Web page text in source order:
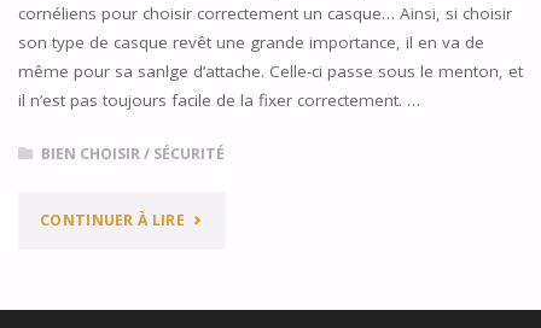
cornéliens pour choisir correctement un casque… Ainsi, si choisir
son type de casque revêt une grande importance, il en va de
même pour sa sanlge d’attache. Celle-ci passe sous le menton, et
il n’est pas toujours facile de la fixer correctement. …
BIEN CHOISIR/ SÉCURITÉ
CONTINUER À LIRE"CHOISIR
BONNE